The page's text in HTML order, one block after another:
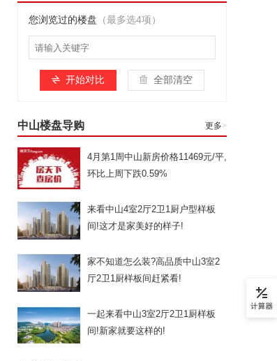
您浏览过的楼盘 （最多选4项）
开始对比 全部清空
中山楼盘导购 更多>
4月第1周中山新房价格11469元/平,
环比上周下跌0.59%
来看中山4室2厅2卫1厨户型样板
间!这才是家美好的样子!
家不知道怎么装?高品质中山3室2
厅2卫1厨样板间赶紧看!
一起来看中山3室2厅2卫1厨样板
间!新家就要这样的!